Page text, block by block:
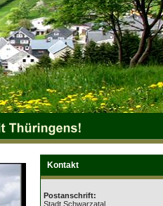
Kontakt
Postanschrift:
Stadt Schwarzatal